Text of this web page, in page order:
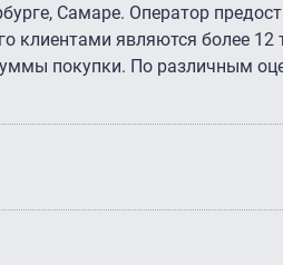
Самаре. Оператор
клиентами являются более
покупки. По различным